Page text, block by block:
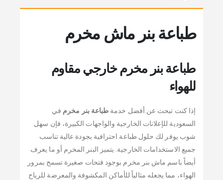
طباعة بنر ماش مخرم
طباعة بنر مخرم خارجي مقاوم
للهواء
إذا كنت تبحث عن أفضل خدمة طباعة بنر مخرم في
السعودية للإعلانات الخارجية والواجهات الكبيرة، فإن سهل
شوب يوفر لك حلول طباعة احترافية بجودة عالية تناسب
جميع الاستخدامات الخارجية. يتميز البنر المخرم أو ما يعرف
أيضاً باسم ماش بنر مخرم بوجود فتحات صغيرة تسمح بمرور
الهواء، مما يجعله مثالياً للأماكن المكشوفة والمعرضة للرياح